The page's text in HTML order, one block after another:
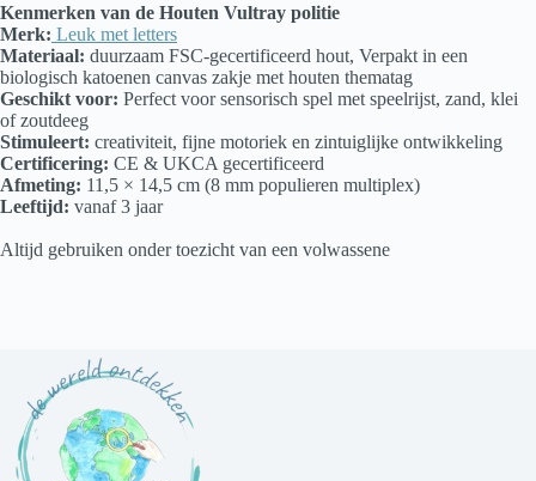
Kenmerken van de Houten Vultray politie
Merk: Leuk met letters
Materiaal: duurzaam FSC-gecertificeerd hout, Verpakt in een
biologisch katoenen canvas zakje met houten thematag
Geschikt voor: Perfect voor sensorisch spel met speelrijst, zand, klei
of zoutdeeg
Stimuleert: creativiteit, fijne motoriek en zintuiglijke ontwikkeling
Certificering: CE & UKCA gecertificeerd
Afmeting: 11,5 × 14,5 cm (8 mm populieren multiplex)
Leeftijd: vanaf 3 jaar
Altijd gebruiken onder toezicht van een volwassene